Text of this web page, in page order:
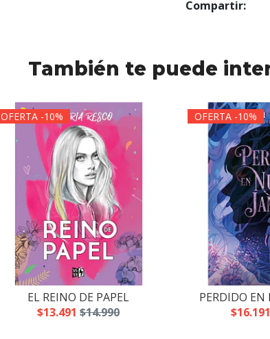
Compartir:
También te puede
OFERTA -10%
EL REINO DE PAPEL
$13.491 $14.990
OFERTA -10%
PERDIDO EN
$16.191